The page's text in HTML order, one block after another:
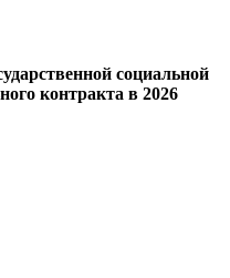
социальной
контракта в 2026